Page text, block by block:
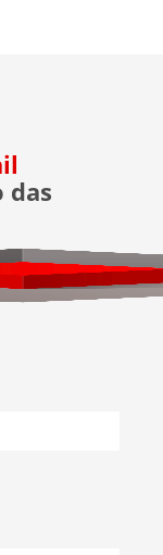
das